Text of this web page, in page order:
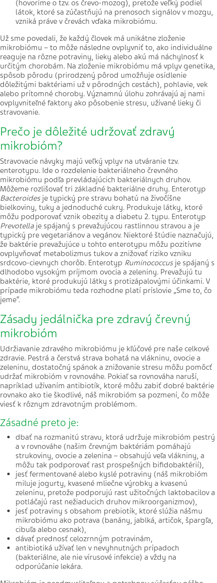
(hovoríme o tzv. os črevo-mozog), pretože veľký podiel
látok, ktoré sa zúčastňujú na prenosoch signálov v mozgu,
vzniká práve v črevách vďaka mikrobiómu.
Už sme povedali, že každý človek má unikátne zloženie
mikrobiómu – to môže následne ovplyvniť to, ako individuálne
reaguje na rôzne potraviny, lieky alebo akú má náchylnosť k
určitým chorobám. Na zloženie mikrobiómu má vplyv genetika,
spôsob pôrodu (prirodzený pôrod umožňuje osídlenie
dôležitými baktériami už v pôrodných cestách), pohlavie, vek
alebo prítomné choroby. Významnú úlohu zohrávajú aj nami
ovplyvniteľné faktory ako pôsobenie stresu, užívané lieky či
stravovanie.
Prečo je dôležité udržovať zdravý
mikrobióm?
Stravovacie návyky majú veľký vplyv na utváranie tzv.
enterotypu. Ide o rozdelenie bakteriálneho črevného
mikrobiómu podľa prevládajúcich bakteriálnych druhov.
Môžeme rozlišovať tri základné bakteriálne druhy. Enterotyp
Bacteroidesje typický pre stravu bohatú na živočíšne
bielkoviny, tuky a jednoduché cukry. Produkuje látky, ktoré
môžu podporovať vznik obezity a diabetu 2. typu. Enterotyp
Prevotella je spájaný s prevažujúcou rastlinnou stravou a je
typický pre vegetariánov a vegánov. Niektoré štúdie naznačujú,
že baktérie prevažujúce u tohto enterotypu môžu pozitívne
ovplyvňovať metabolizmus tukov a znižovať riziko vzniku
srdcovo-cievnych chorôb. Enterotyp Ruminococcus je spájaný s
dlhodobo vysokým príjmom ovocia a zeleniny. Prevažujú tu
baktérie, ktoré produkujú látky s protizápalovými účinkami. V
prípade mikrobiómu teda rozhodne platí príslovie „Sme to, čo
jeme“.
Zásady jedálnička pre zdravý črevný
mikrobióm
Udržiavanie zdravého mikrobiómu je kľúčové pre naše celkové
zdravie. Pestrá a čerstvá strava bohatá na vlákninu, ovocie a
zeleninu, dostatočný spánok a znižovanie stresu môžu pomôcť
udržať mikrobióm v rovnováhe. Pokiaľ sa rovnováha naruší,
napríklad užívaním antibiotík, ktoré môžu zabiť dobré baktérie
rovnako ako tie škodlivé, náš mikrobióm sa pozmení, čo môže
viesť k rôznym zdravotným problémom.
Zásadné preto je:
dbať na rozmanitú stravu, ktorá udržuje mikrobióm pestrý
a v rovnováhe (našim črevným baktériám pomáhajú
strukoviny, ovocie a zelenina – obsahujú veľa vlákniny, a
môžu tak podporovať rast prospešných bifidobaktérií),
jesť fermentované alebo kyslé potraviny (náš mikrobióm
miluje jogurty, kvasené mliečne výrobky a kvasenú
zeleninu, pretože podporujú rast užitočných laktobacilov a
potláčajú rast nežiaducich druhov mikroorganizmov),
jesť potraviny s obsahom prebiotík, ktoré slúžia nášmu
mikrobiómu ako potrava (banány, jablká, artičok, špargľa,
cibuľa alebo cesnak),
dávať prednosť celozrnným potravinám,
antibiotiká užívať len v nevyhnutných prípadoch
(bakteriálne, ale nie vírusové infekcie) a vždy na
odporúčanie lekára.